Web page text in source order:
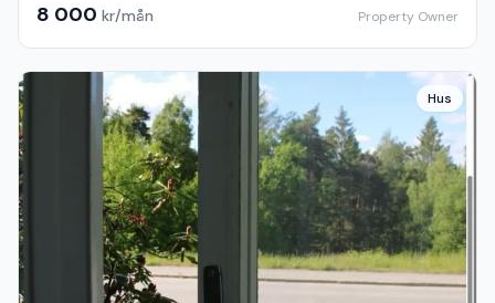
8 000 kr/mån Property Owner
Hus